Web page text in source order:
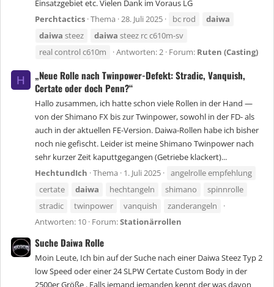
Einsatzgebiet etc. Vielen Dank im Voraus LG
Perchtactics Thema 28. Juli 2025 bc rod
daiwa
daiwa steez daiwa steez rc c610m-sv
real control c610m
Antworten: 2 Forum: Ruten (Casting)
H
„Neue Rolle nach Twinpower-Defekt: Stradic, Vanquish,
Certate oder doch Penn?“
Hallo zusammen, ich hatte schon viele Rollen in der Hand —
von der Shimano FX bis zur Twinpower, sowohl in der FD- als
auch in der aktuellen FE-Version. Daiwa-Rollen habe ich bisher
noch nie gefischt. Leider ist meine Shimano Twinpower nach
sehr kurzer Zeit kaputtgegangen (Getriebe klackert)...
HechtundIch Thema 1. Juli 2025
angelrolle empfehlung
certate
daiwa hechtangeln shimano
spinnrolle
stradic
twinpower vanquish
zanderangeln
Antworten: 10 Forum:Stationärrollen
Suche Daiwa Rolle
Moin Leute, Ich bin auf der Suche nach einer Daiwa Steez Typ 2
low Speed oder einer 24 SLPW Certate Custom Body in der
2500er Größe . Falls jemand jemanden kennt der was davon